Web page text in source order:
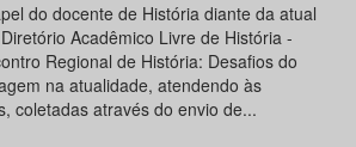
do docente de História diante da atual
Acadêmico Livre de História -
Regional de História: Desafios do
na atualidade, atendendo às
coletadas através do envio de...